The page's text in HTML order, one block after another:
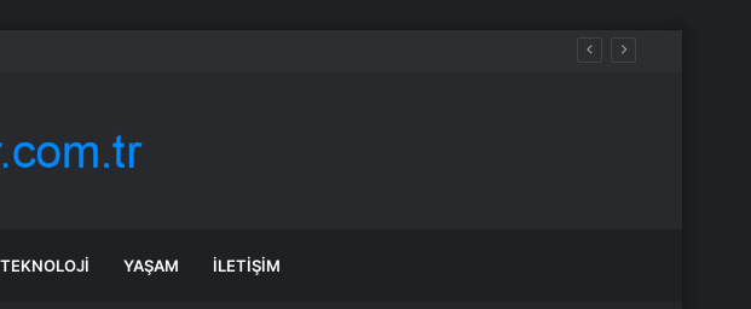
TEKNOLOJI YAŞAM İLETIŞIM